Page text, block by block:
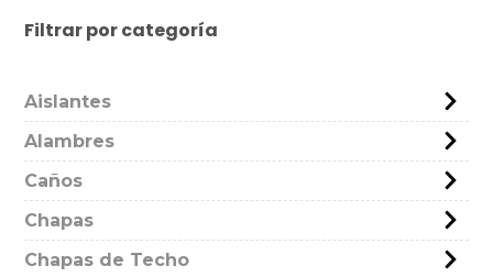
Filtrar por categoría
Aislantes
Alambres
Caños
Chapas
Chapas de Techo